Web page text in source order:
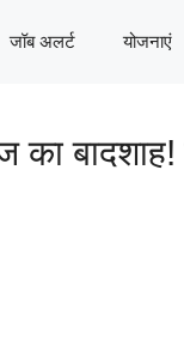
जॉब अलर्ट योजनाएं